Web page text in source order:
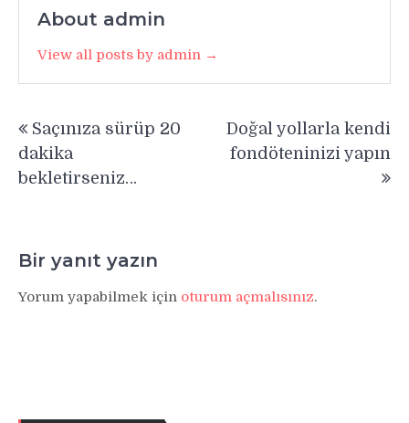
About admin
View all posts by admin →
gezinmesi
Saçınıza sürüp 20
dakika
bekletirseniz…
Doğal yollarla kendi
fondöteninizi yapın
Bir yanıt yazın
Yorum yapabilmek için oturum açmalısınız.